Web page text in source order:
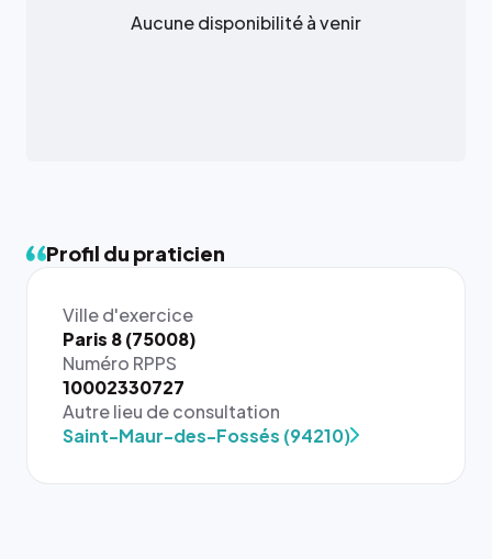
Aucune disponibilité à venir
Profil du praticien
Ville d'exercice
Paris 8 (75008)
Numéro RPPS
10002330727
Autre lieu de consultation
Saint-Maur-des-Fossés (94210)
{# 40×40
: la taille
rendue par
`.profile-